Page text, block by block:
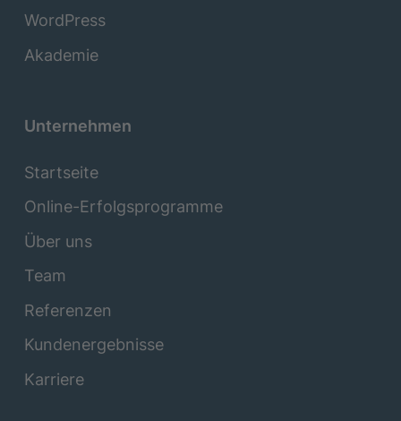
WordPress
Akademie
Unternehmen
Startseite
Online-Erfolgsprogramme
Über uns
Team
Referenzen
Kundenergebnisse
Karriere